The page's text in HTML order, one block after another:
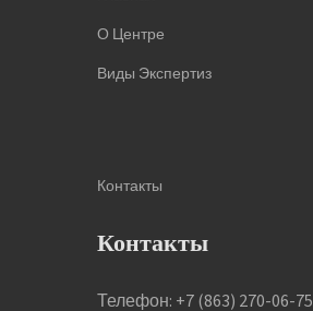
О Центре
Виды Экспертиз
Контакты
Контакты
Телефон: +7 (863) 270-06-75